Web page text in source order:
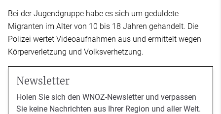
Bei der Jugendgruppe habe es sich um geduldete
Migranten im Alter von 10 bis 18 Jahren gehandelt. Die
Polizei wertet Videoaufnahmen aus und ermittelt wegen
Körperverletzung und Volksverhetzung.
Newsletter
Holen Sie sich den WNOZ-Newsletter und verpassen
Sie keine Nachrichten aus Ihrer Region und aller Welt.